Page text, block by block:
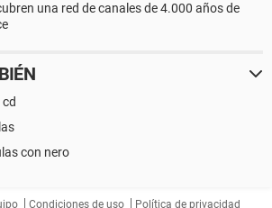
una red de canales de 4.000 años de
con nero
Condiciones de uso Política de privacidad